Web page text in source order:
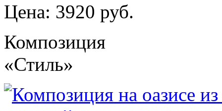
Цена: 3920 руб.
Композиция
«Стиль»